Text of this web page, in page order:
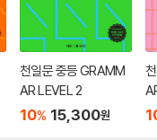
천일문 중등 GRAMM
AR LEVEL 2
10% 15,300원